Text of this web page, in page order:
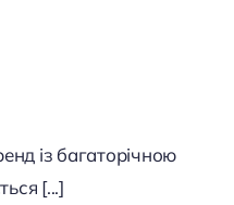
із багаторічною
[...]